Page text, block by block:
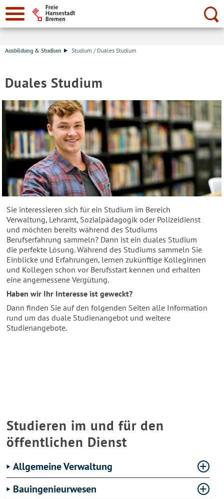
Suche:
Ausbildung & Studium Studium / Duales Studium
Duales Studium
STUDIUM
DUALES
STUDIUM
Auf
dem
Student
einer
und
lernt.&nbsp;
Sie interessieren sich für ein Studium im Bereich
Verwaltung, Lehramt, Sozialpädagogik oder Polizeidienst
und möchten bereits während des Studiums
Berufserfahrung sammeln? Dann ist ein duales Studium
die perfekte Lösung. Während des Studiums sammeln Sie
Einblicke und Erfahrungen, lernen zukünftige Kolleginnen
und Kollegen schon vor Berufsstart kennen und erhalten
eine angemessene Vergütung.
Haben wir Ihr Interesse ist geweckt?
Dann finden Sie auf den folgenden Seiten alle Information
rund um das duale Studienangebot und weitere
Studienangebote.
Studieren im und für den
öffentlichen Dienst
Allgemeine Verwaltung
Bauingenieurwesen